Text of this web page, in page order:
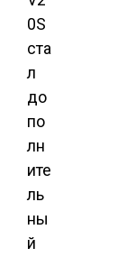
0S
ста
л
до
по
лн
ите
ль
ны
й